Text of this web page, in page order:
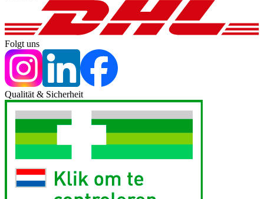
Folgt uns
Qualität & Sicherheit